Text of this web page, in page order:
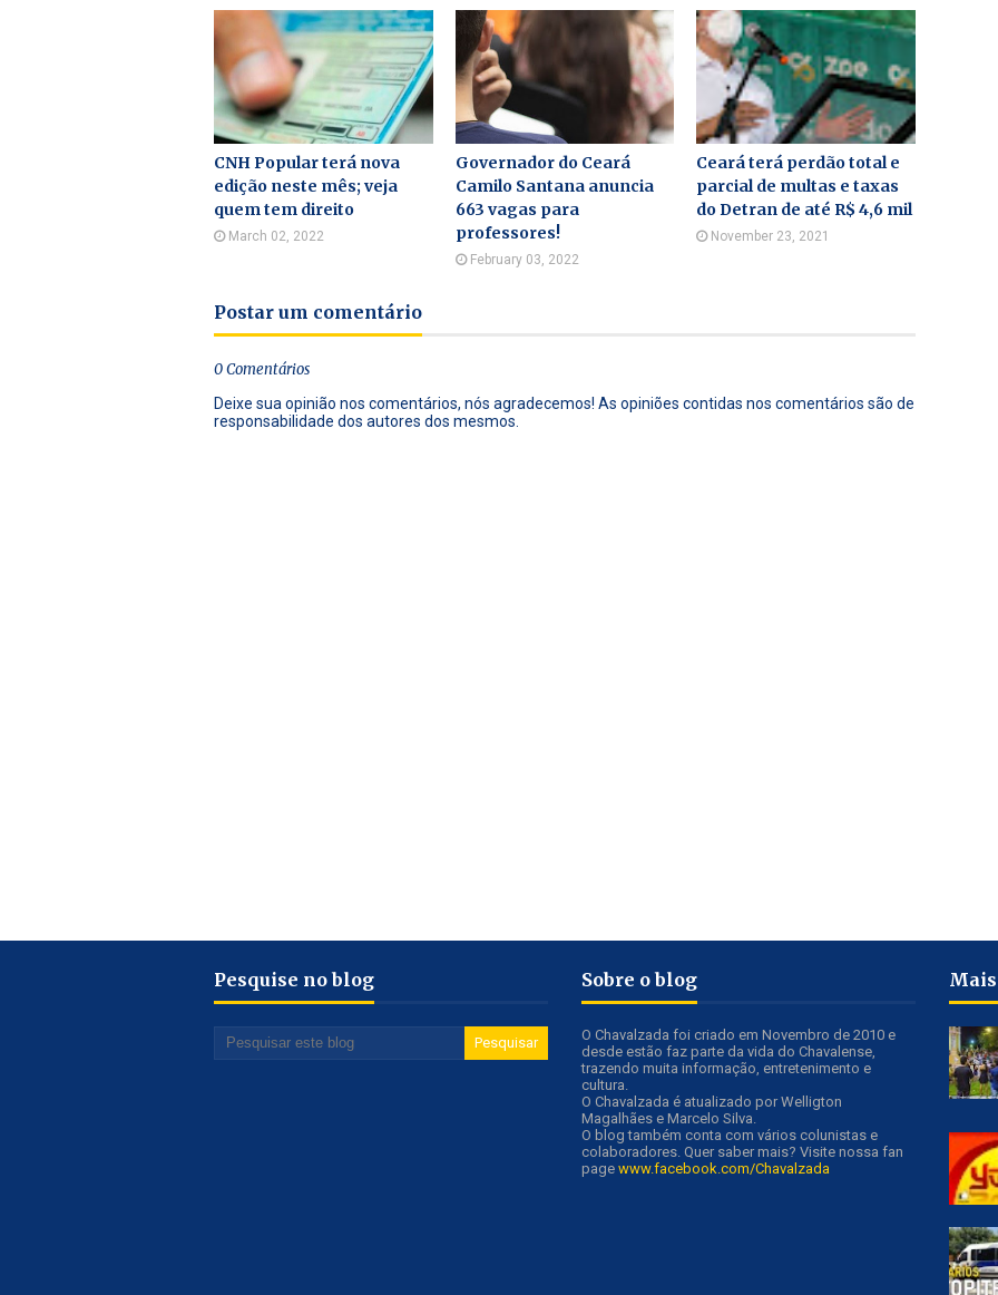
CNH Popular terá nova
edição neste mês; veja
quem tem direito
March 02, 2022
Governador do Ceará
Camilo Santana anuncia
663 vagas para
professores!
February 03, 2022
Ceará terá perdão total e
parcial de multas e taxas
do Detran de até R$ 4,6 mil
November 23, 2021
Postar um comentário
0 Comentários
Deixe sua opinião nos comentários, nós agradecemos! As opiniões contidas nos comentários são de
responsabilidade dos autores dos mesmos.
Pesquise no blog Sobre o blog
O Chavalzada foi criado em Novembro de 2010 e
desde estão faz parte da vida do Chavalense,
trazendo muita informação, entretenimento e
cultura.
O Chavalzada é atualizado por Welligton
Magalhães e Marcelo Silva.
O blog também conta com vários colunistas e
colaboradores. Quer saber mais? Visite nossa fan
page www.facebook.com/Chavalzada